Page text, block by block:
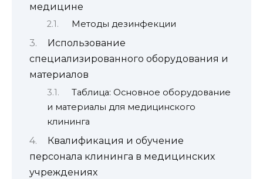
медицине
Методы дезинфекции
Использование
специализированного оборудования и
материалов
Таблица: Основное оборудование
и материалы для медицинского
клининга
Квалификация и обучение
персонала клининга в медицинских
учреждениях